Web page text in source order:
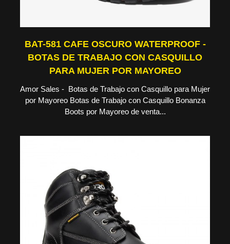
BAT-581 CAFE OSCURO WATERPROOF -
BOTAS DE TRABAJO CON CASQUILLO
PARA MUJER POR MAYOREO
Amor Sales - Botas de Trabajo con Casquillo para Mujer
por Mayoreo Botas de Trabajo con Casquillo Bonanza
Boots por Mayoreo de venta...